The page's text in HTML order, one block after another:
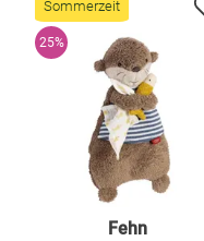
Sommerzeit
25%
Fehn